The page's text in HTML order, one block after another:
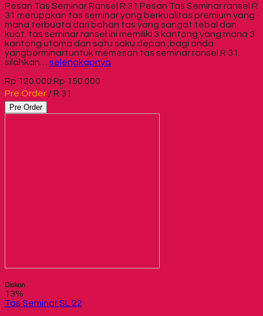
Pesan Tas Seminar Ransel R 31 Pesan Tas Seminar ransel R
31 merupakan tas seminar yang berkualitas premium yang
mana terbuata dari bahan tas yang sangat tebal dan
kuat. tas seminar ransel ini memiliki 3 kantong yang mana 3
kantong utama dan satu saku depan ,bagi anda
yangberminartuntuk memesan tas seminar ransel R 31
silahkan… selengkapnya
Rp 120.000 Rp 150.000
Pre Order / R 31
Pre Order
Diskon
13%
Tas Seminar SL 22